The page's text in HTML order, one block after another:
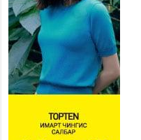
Үндэсний их баяр наадам
2026 оны 7 сар 15 / 11 цаг 14 минут
Үер усны аюулаас сэргийлж,
байдлын газрын 162 алба
байна
2026 оны 7 сар 15 / 11 цаг 07 минут
Үндэсний их сурын харваанд
мэргэнээ сорьж байна